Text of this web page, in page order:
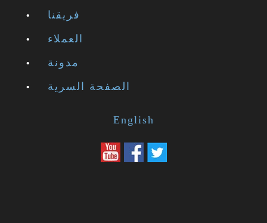
فريقنا
العملاء
مدونة
الصفحة السرية
English